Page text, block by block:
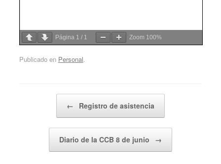
Página 1 / 1 Zoom 100%
Publicado en Personal.
← Registro de asistencia
Diario de la CCB 8 de junio →